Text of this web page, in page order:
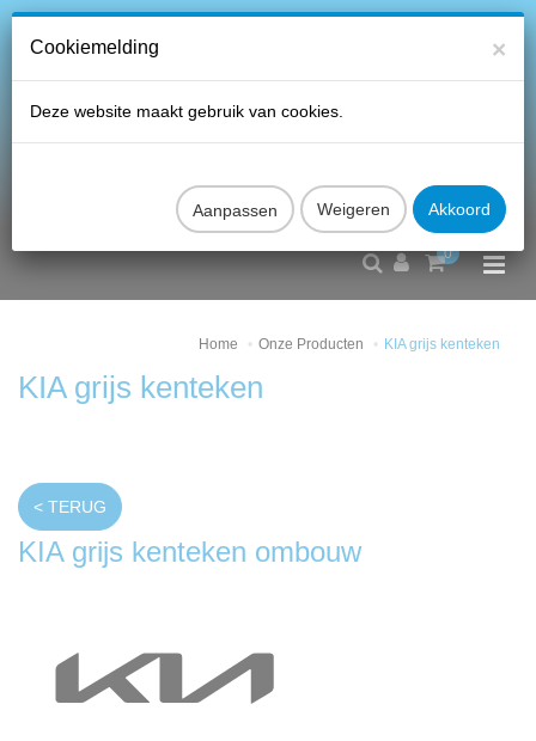
0
Home Onze Producten KIA grijs kenteken
KIA grijs kenteken
< TERUG
KIA grijs kenteken ombouw
×
Cookiemelding
Deze website maakt gebruik van cookies.
Aanpassen